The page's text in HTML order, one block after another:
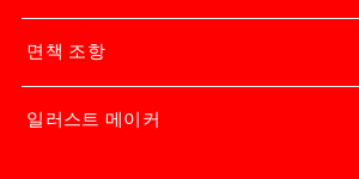
면책 조항
일러스트 메이커